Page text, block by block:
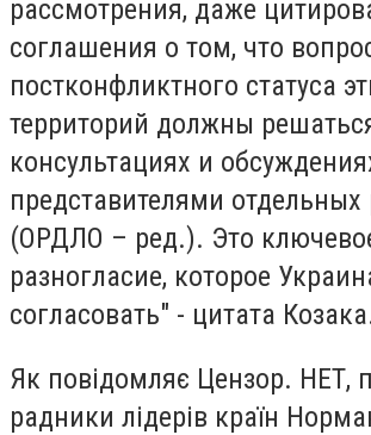
рассмотрения, даже
соглашения о том, что
постконфликтного статуса
территорий должны
консультациях и
представителями отдельных
(ОРДЛО – ред.). Это
разногласие, которое
согласовать" - цитата
Як повідомляє Цензор. НЕТ,
радники лідерів країн